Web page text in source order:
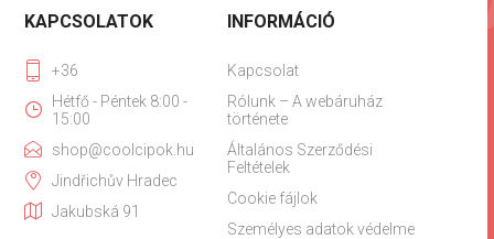
KAPCSOLATOK
+36
Hétfő - Péntek 8:00 -
15:00
shop@coolcipok.hu
Jindřichův Hradec
Jakubská 91
INFORMÁCIÓ
Kapcsolat
Rólunk – A webáruház
története
Általános Szerződési
Feltételek
Cookie fájlok
Személyes adatok védelme